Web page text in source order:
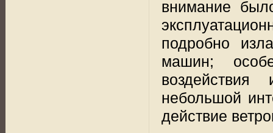
внимание
подробно
машин;
воздействия
небольшой
действие